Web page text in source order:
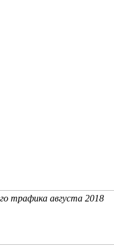
трафика августа 2018